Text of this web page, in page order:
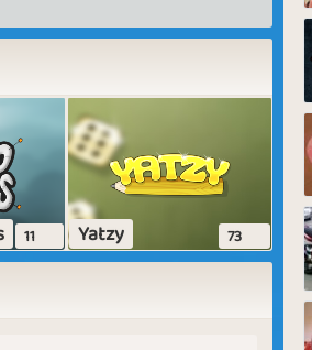
11 Yatzy 73